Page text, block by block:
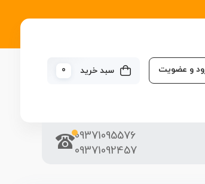
سبد خرید 0 و عضویت
09371095576
09371092457